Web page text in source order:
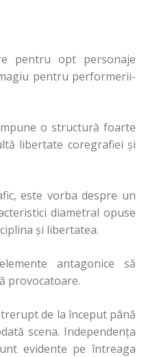
pentru opt personaje
pentru performerii-
o structură foarte
libertate coregrafiei şi
este vorba despre un
diametral opuse
şi libertatea.
antagonice să
provocatoare.
de la început până
scena. Independenţa
evidente pe întreaga